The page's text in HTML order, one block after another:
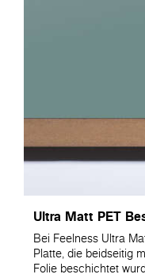
Ultra Matt PET
Bei Feelness Ultra
Platte, die beidseitig
Folie beschichtet